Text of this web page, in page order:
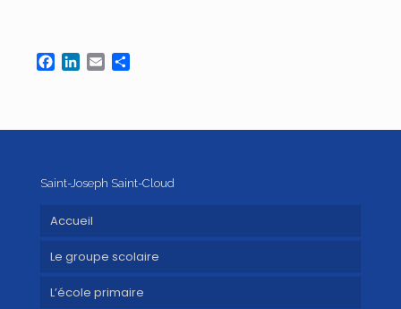
Facebook
LinkedIn
EmailPartager
Saint-Joseph Saint-Cloud
Accueil
Le groupe scolaire
L’école primaire